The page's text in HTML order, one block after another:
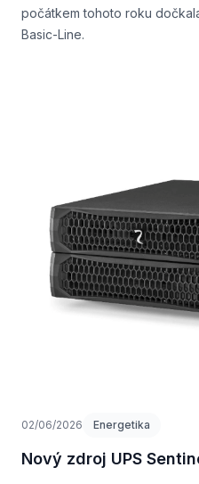
počátkem tohoto roku
Basic-Line.
02/06/2026 Energetika
Nový zdroj UPS